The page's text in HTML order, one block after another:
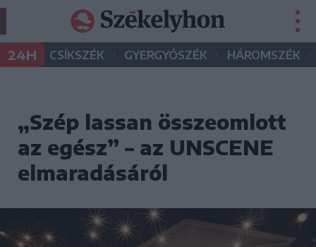
24H CSÍKSZÉK • GYERGYÓSZÉK • HÁROMSZÉK •
„Szép lassan összeomlott
az egész” – az UNSCENE
elmaradásáról